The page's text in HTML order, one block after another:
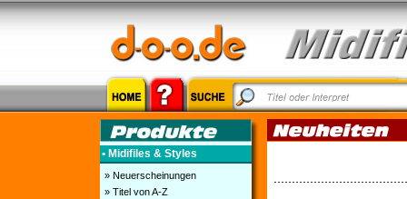
• Midifiles & Styles
» Neuerscheinungen
» Titel von A-Z